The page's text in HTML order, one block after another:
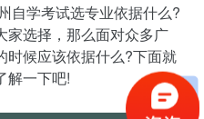
学考试选专业依据什么?
家选择，那么面对众多广
时候应该依据什么?下面就
解一下吧!